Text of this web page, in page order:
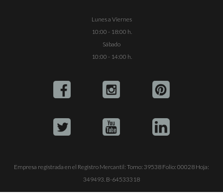
Lunes a Viernes
10:00 - 18:00 h.
Sábado
10:00 - 14:00 h.
Empresa registrada en el Registro Mercantil: Tomo: 39538 Folio: 00028 Hoja:
349493. B-64533318